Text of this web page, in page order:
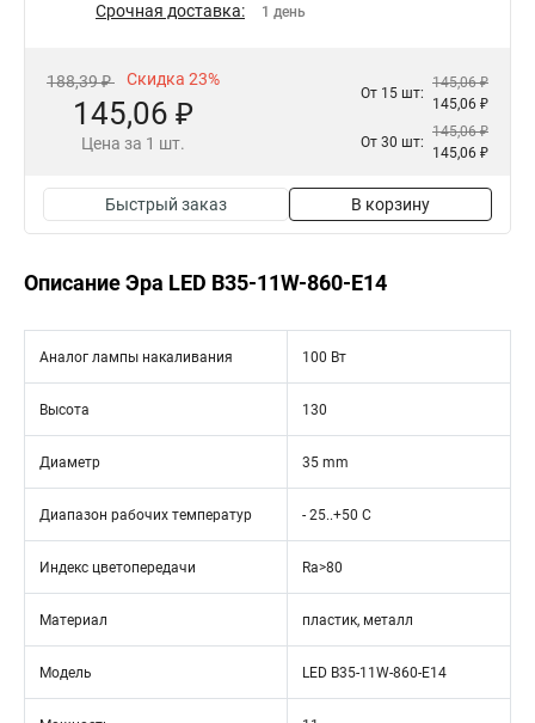
Срочная доставка: 1 день
188,39 ₽ Скидка 23%
145,06 ₽
Цена за 1 шт.
От 15 шт:
145,06 ₽
145,06 ₽
От 30 шт:
145,06 ₽
145,06 ₽
Быстрый заказ В корзину
Описание Эра LED B35-11W-860-E14
Аналог лампы накаливания 100 Вт
Высота 130
Диаметр 35 mm
Диапазон рабочих температур - 25..+50 C
Индекс цветопередачи Ra>80
Материал пластик, металл
Модель LED B35-11W-860-E14